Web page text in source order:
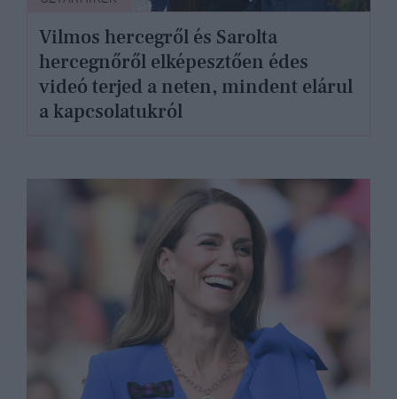
Vilmos hercegről és Sarolta
hercegnőről elképesztően édes
videó terjed a neten, mindent elárul
a kapcsolatukról